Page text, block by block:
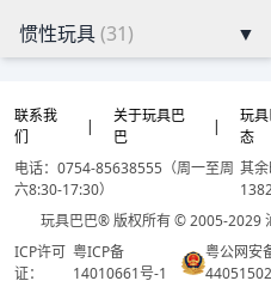
惯性玩具(31) ▼
联系我
们
|
关于玩具巴
巴
|
玩
态
电话：0754-85638555（周一至周
六8:30-17:30）
其余
玩具巴巴® 版权所有 © 2005-2029
ICP许可
证：
粤ICP备
14010661号-1
粤公网安